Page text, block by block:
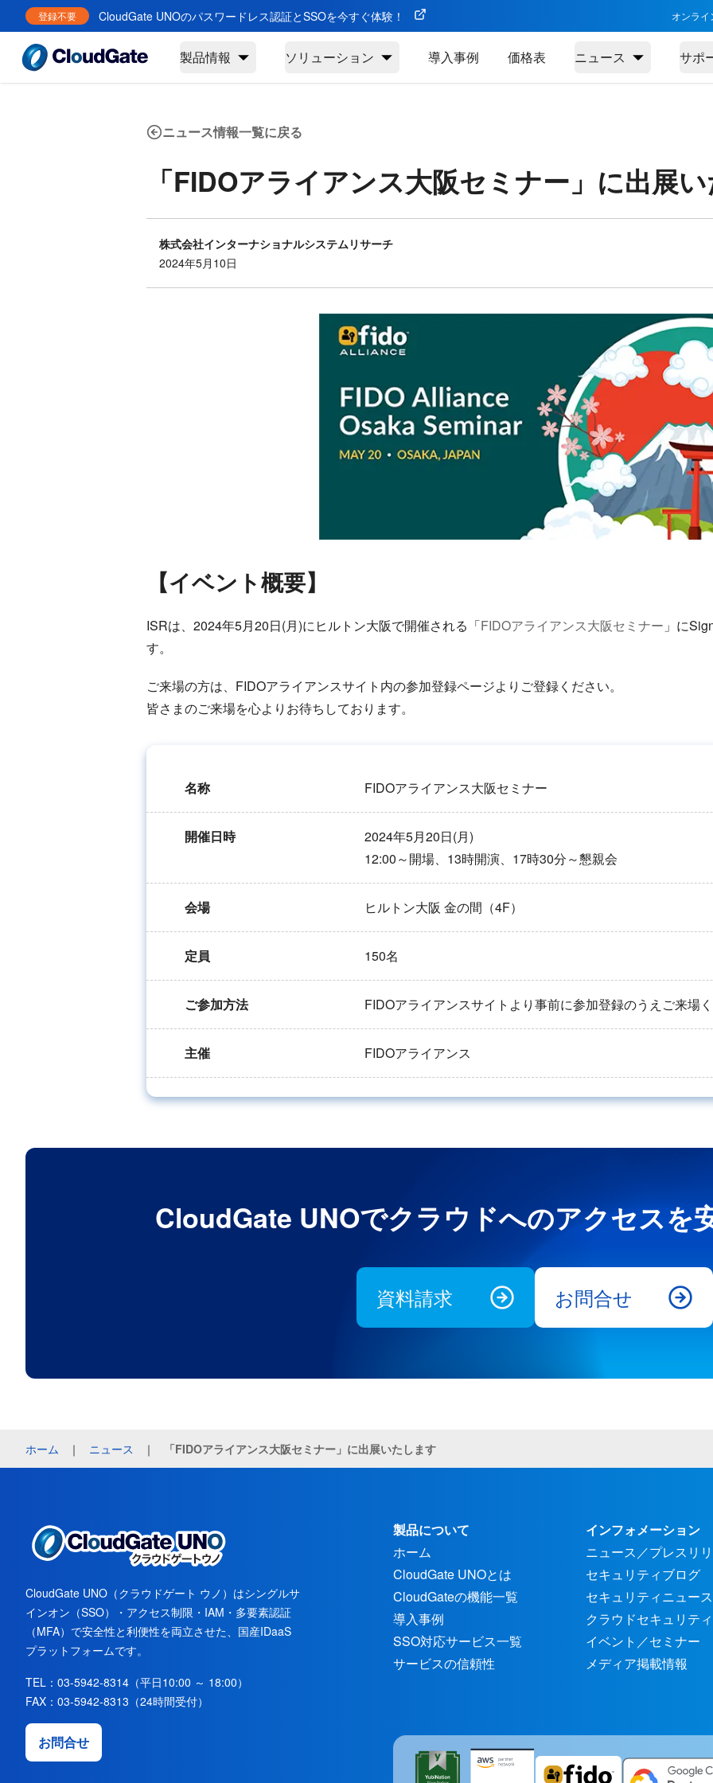
登録不要 CloudGate UNOのパスワードレス認証とSSOを今すぐ体験！ オンラ
製品情報 ソリューション 導入事例 価格表 ニュース サポ
ニュース情報一覧に戻る
「FIDOアライアンス大阪セミナー」に出展
株式会社インターナショナルシステムリサーチ
2024年5月10日
【イベント概要】
ISRは、2024年5月20日(月)にヒルトン大阪で開催される「FIDOアライアンス大阪セミナー 」に
す。
ご来場の方は、FIDOアライアンスサイト内の参加登録ページよりご登録ください。
皆さまのご来場を心よりお待ちしております。
名称 FIDOアライアンス大阪セミナー
開催日時
2024年5月20日(月)
12:00～開場、13時開演、17時30分～懇親会
会場 ヒルトン大阪 金の間（4F）
定員 150名
ご参加方法 FIDOアライアンスサイトより事前に参加登録のうえご来場
主催 FIDOアライアンス
CloudGate UNOでクラウドへのアクセスを
資料請求 お問合せ
ホーム ｜ ニュース ｜ 「FIDOアライアンス大阪セミナー」に出展いたします
CloudGate UNO（クラウドゲート ウノ）はシングルサ
インオン（SSO）・アクセス制限・IAM・多要素認証
（MFA）で安全性と利便性を両立させた、国産IDaaS
プラットフォームです。
TEL： 03-5942-8314 （平日10:00 ～ 18:00）
FAX： 03-5942-8313 （24時間受付）
お問合せ
製品について
ホーム
CloudGate UNOとは
CloudGateの機能一覧
導入事例
SSO対応サービス一覧
サービスの信頼性
インフォメーション
ニュース／プレスリ
セキュリティブログ
セキュリティニュース
クラウドセキュリテ
イベント／セミナー
メディア掲載情報